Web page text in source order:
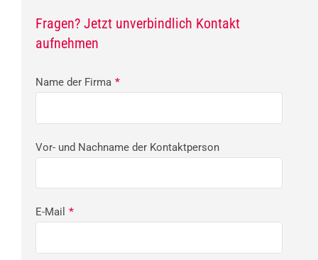
Fragen? Jetzt unverbindlich Kontakt
aufnehmen
Name der Firma *
Vor- und Nachname der Kontaktperson
E-Mail *